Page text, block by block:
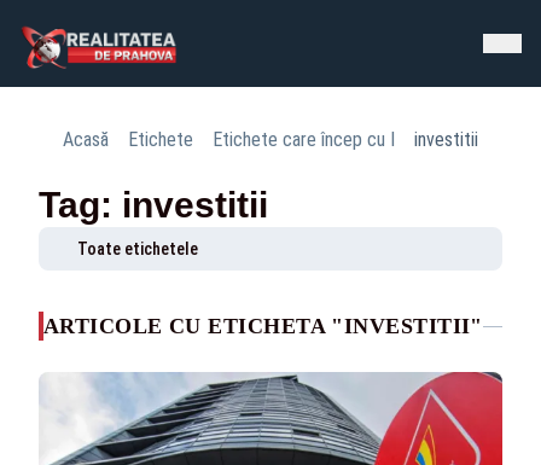
Acasă Etichete Etichete care încep cu I investitii
Tag: investitii
Toate etichetele
ARTICOLE CU ETICHETA "INVESTITII"